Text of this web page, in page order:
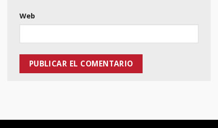
Web